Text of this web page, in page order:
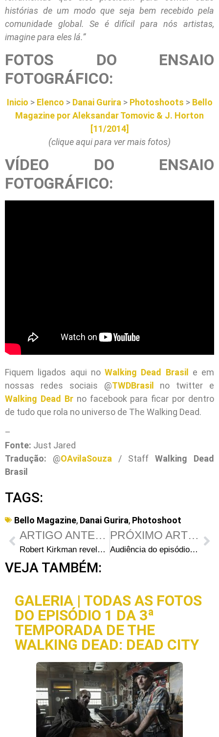
histórias de um modo que seja bem recebido pela
comunidade global. Se é difícil para nós artistas,
imagine para eles lá.”
FOTOS DO ENSAIO
FOTOGRÁFICO:
Inicio > Elenco > Danai Gurira > Photoshoots > Bello
Magazine por Aleksandar Tomovic & J. Horton
[11/2014]
(clique aqui para ver mais fotos)
VÍDEO DO ENSAIO
FOTOGRÁFICO:
Fiquem ligados aqui no Walking Dead Brasil e em
nossas redes sociais @TWDBrasil no twitter e
Walking Dead Brno facebook para ficar por dentro
de tudo que rola no universo de The Walking Dead.
–
Fonte: Just Jared
Tradução: @OAvilaSouza / Staff Walking Dead
Brasil
TAGS:
Bello Magazine, Danai Gurira, Photoshoot
ARTIGO ANTERIOR
Robert Kirkman revela: “Existe uma razão para termos voltado às primeiras locações de The Walking Dead”
PRÓXIMO ARTIGO
Audiência do episódio S05E06 – “Consumed”: The Walking Dead supera o futebol pela terceira semana consecutiva
VEJA TAMBÉM:
GALERIA | TODAS AS FOTOS
DO EPISÓDIO 1 DA 3ª
TEMPORADA DE THE
WALKING DEAD: DEAD CITY